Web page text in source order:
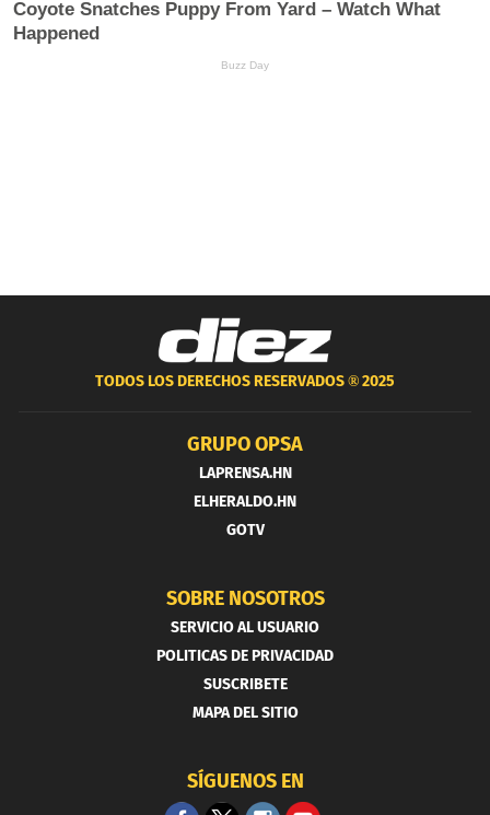
TODOS LOS DERECHOS RESERVADOS ®2025
GRUPO OPSA
LAPRENSA.HN
ELHERALDO.HN
GOTV
SOBRE NOSOTROS
SERVICIO AL USUARIO
POLITICAS DE PRIVACIDAD
SUSCRIBETE
MAPA DEL SITIO
SÍGUENOS EN